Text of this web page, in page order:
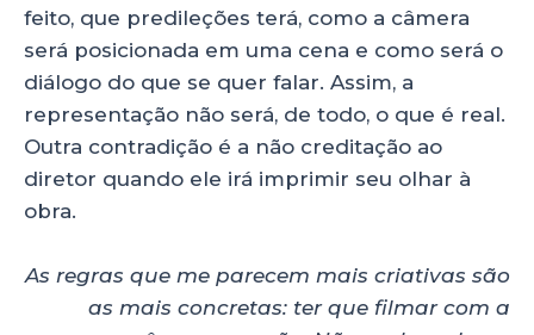
feito, que predileções terá, como a câmera
será posicionada em uma cena e como será o
diálogo do que se quer falar. Assim, a
representação não será, de todo, o que é real.
Outra contradição é a não creditação ao
diretor quando ele irá imprimir seu olhar à
obra.
As regras que me parecem mais criativas são
as mais concretas: ter que filmar com a